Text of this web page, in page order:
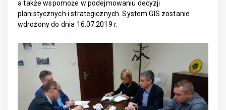
a także wspomoże w podejmowaniu decyzji
planistycznych i strategicznych. System GIS zostanie
wdrożony do dnia 16.07.2019 r.